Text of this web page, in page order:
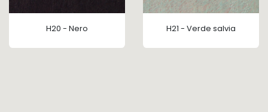
H20 - Nero H21 - Verde salvia